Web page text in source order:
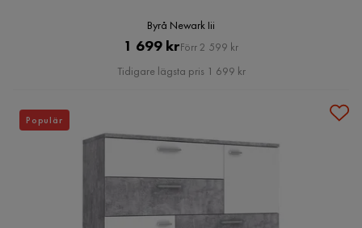
Byrå Newark Iii
Pris
1 699 krOriginal
Pris
Förr 2 599 kr
Tidigare lägsta pris 1 699 kr
Populär